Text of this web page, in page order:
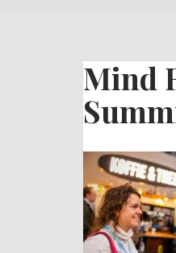
Mind